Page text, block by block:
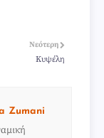
Νεότερη
Κυψέλη
Zumani